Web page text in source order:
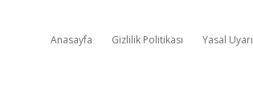
Anasayfa Gizlilik Politikası Yasal Uyarı